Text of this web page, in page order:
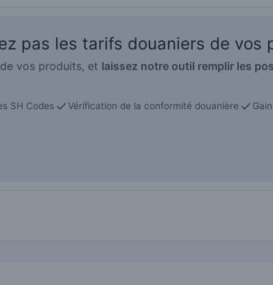
pas les tarifs douaniers de vos
vos produits, et laissez notre outil remplir les
SH Codes Vérification de la conformité douanière